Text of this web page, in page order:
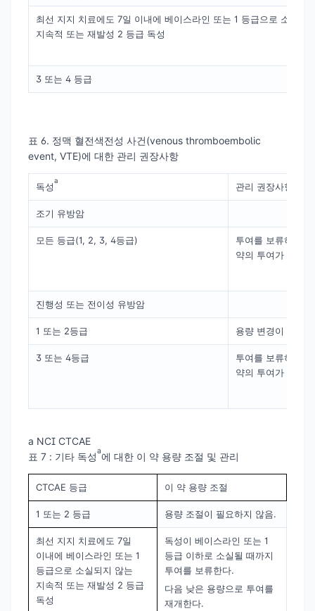
최선 지지 치료에도 7일 이내에 베이스라인 또는 1 등급으로 소실되
지속적 또는 재발성 2 등급 독성
3 또는 4 등급
표 6. 정맥 혈전색전성 사건(venous thromboembolic
event, VTE)에 대한 관리 권장사항
독성
a
관리 권장사항
조기 유방암
모든 등급(1, 2, 3, 4등급)
투여를 보류하고
약의 투여가 재개
진행성 또는 전이성 유방암
1 또는 2등급 용량 변경이 필요
3 또는 4등급
투여를 보류하고
약의 투여가 재개
a NCI CTCAE
표 7 : 기타 독성
a
에 대한 이 약 용량 조절 및 관리
CTCAE 등급 이 약 용량 조절
1 또는 2 등급 용량 조절이 필요하지 않음.
최선 지지 치료에도 7일
이내에 베이스라인 또는 1
등급으로 소실되지 않는
지속적 또는 재발성 2 등급
독성
독성이 베이스라인 또는 1
등급 이하로 소실될 때까지
투여를 보류한다.
다음 낮은 용량으로 투여를
재개한다.